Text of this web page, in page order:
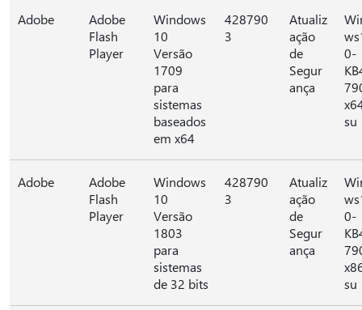
Adobe
Adobe
Flash
Player
Windows
10
Versão
1709
para
sistemas
baseados
em x64
428790
3
Atualiz
ação
de
Segur
ança
0-
su
Adobe
Adobe
Flash
Player
Windows
10
Versão
1803
para
sistemas
de 32 bits
428790
3
Atualiz
ação
de
Segur
ança
0-
su